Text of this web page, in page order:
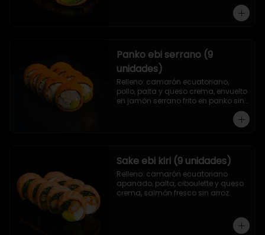
Panko ebi serrano (9
unidades)
Relleno: camarón ecuatoriano,
pollo, palta y queso crema, envuelto
en jamón serrano frito en panko sin
Sake ebi kiri (9 unidades)
Relleno: camarón ecuatoriano
apanado, palta, ciboulette y queso
crema, salmón fresco sin arroz.